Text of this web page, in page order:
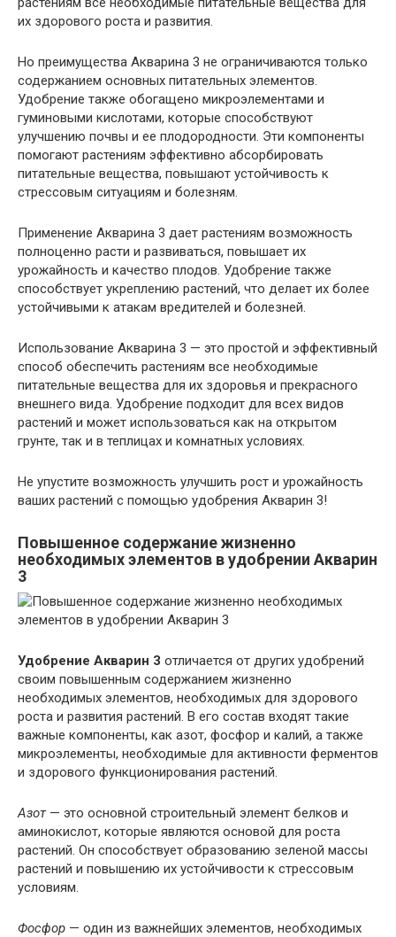
их здорового роста и развития.
Но преимущества Акварина 3 не ограничиваются только
содержанием основных питательных элементов.
Удобрение также обогащено микроэлементами и
гуминовыми кислотами, которые способствуют
улучшению почвы и ее плодородности. Эти компоненты
помогают растениям эффективно абсорбировать
питательные вещества, повышают устойчивость к
стрессовым ситуациям и болезням.
Применение Акварина 3 дает растениям возможность
полноценно расти и развиваться, повышает их
урожайность и качество плодов. Удобрение также
способствует укреплению растений, что делает их более
устойчивыми к атакам вредителей и болезней.
Использование Акварина 3 — это простой и эффективный
способ обеспечить растениям все необходимые
питательные вещества для их здоровья и прекрасного
внешнего вида. Удобрение подходит для всех видов
растений и может использоваться как на открытом
грунте, так и в теплицах и комнатных условиях.
Не упустите возможность улучшить рост и урожайность
ваших растений с помощью удобрения Акварин 3!
Повышенное содержание жизненно
необходимых элементов в удобрении Акварин
3
Удобрение Акварин 3 отличается от других удобрений
своим повышенным содержанием жизненно
необходимых элементов, необходимых для здорового
роста и развития растений. В его состав входят такие
важные компоненты, как азот, фосфор и калий, а также
микроэлементы, необходимые для активности ферментов
и здорового функционирования растений.
Азот— это основной строительный элемент белков и
аминокислот, которые являются основой для роста
растений. Он способствует образованию зеленой массы
растений и повышению их устойчивости к стрессовым
условиям.
Фосфор — один из важнейших элементов, необходимых